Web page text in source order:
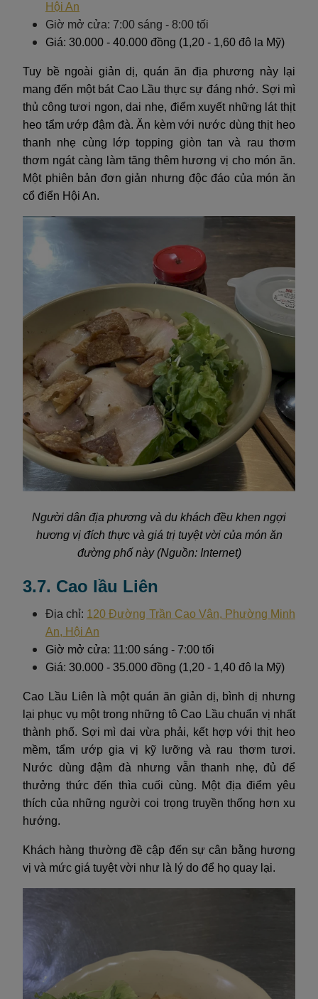
Hội An
Giờ mở cửa: 7:00 sáng - 8:00 tối
Giá: 30.000 - 40.000 đồng (1,20 - 1,60 đô la Mỹ)
Tuy bề ngoài giản dị, quán ăn địa phương này lại
mang đến một bát Cao Lầu thực sự đáng nhớ. Sợi mì
thủ công tươi ngon, dai nhẹ, điểm xuyết những lát thịt
heo tẩm ướp đậm đà. Ăn kèm với nước dùng thịt heo
thanh nhẹ cùng lớp topping giòn tan và rau thơm
thơm ngát càng làm tăng thêm hương vị cho món ăn.
Một phiên bản đơn giản nhưng độc đáo của món ăn
cổ điển Hội An.
Người dân địa phương và du khách đều khen ngợi
hương vị đích thực và giá trị tuyệt vời của món ăn
đường phố này (Nguồn: Internet)
3.7. Cao lầu Liên
Địa chỉ: 120 Đường Trần Cao Vân, Phường Minh
An, Hội An
Giờ mở cửa: 11:00 sáng - 7:00 tối
Giá: 30.000 - 35.000 đồng (1,20 - 1,40 đô la Mỹ)
Cao Lầu Liên là một quán ăn giản dị, bình dị nhưng
lại phục vụ một trong những tô Cao Lầu chuẩn vị nhất
thành phố. Sợi mì dai vừa phải, kết hợp với thịt heo
mềm, tẩm ướp gia vị kỹ lưỡng và rau thơm tươi.
Nước dùng đậm đà nhưng vẫn thanh nhẹ, đủ để
thưởng thức đến thìa cuối cùng. Một địa điểm yêu
thích của những người coi trọng truyền thống hơn xu
hướng.
Khách hàng thường đề cập đến sự cân bằng hương
vị và mức giá tuyệt vời như là lý do để họ quay lại.